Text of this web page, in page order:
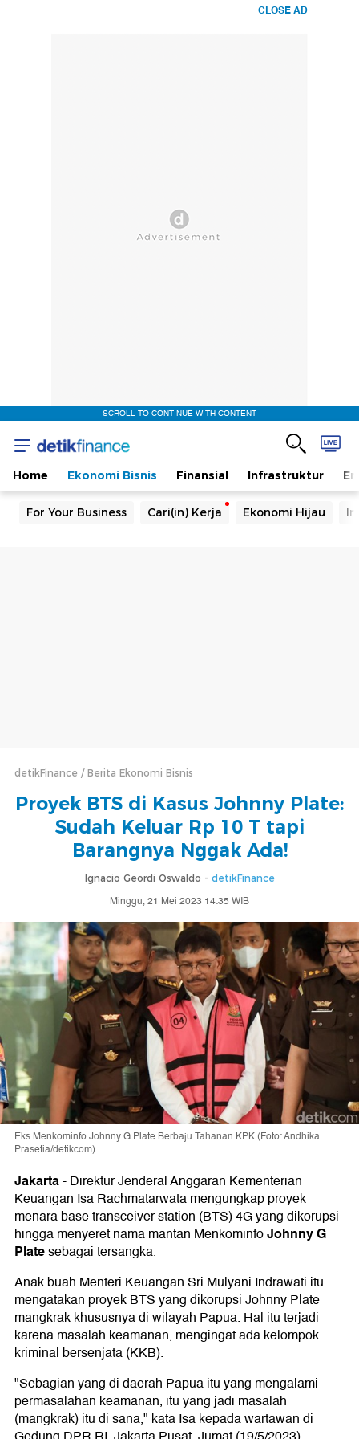
CLOSE AD
SCROLL TO CONTINUE WITH CONTENT
Home Ekonomi Bisnis Finansial Infrastruktur
For Your Business Cari(in) Kerja Ekonomi Hijau
detikFinance Berita Ekonomi Bisnis
Proyek BTS di Kasus Johnny Plate:
Sudah Keluar Rp 10 T tapi
Barangnya Nggak Ada!
Ignacio Geordi Oswaldo - detikFinance
Minggu, 21 Mei 2023 14:35 WIB
Eks Menkominfo Johnny G Plate Berbaju Tahanan KPK (Foto: Andhika
Prasetia/detikcom)
Jakarta-Direktur Jenderal Anggaran Kementerian
Keuangan Isa Rachmatarwata mengungkap proyek
menara base transceiver station (BTS) 4G yang dikorupsi
hingga menyeret nama mantan MenkominfoJohnny G
Platesebagai tersangka.
Anak buah Menteri Keuangan Sri Mulyani Indrawati itu
mengatakan proyek BTS yang dikorupsi Johnny Plate
mangkrak khususnya di wilayah Papua. Hal itu terjadi
karena masalah keamanan, mengingat ada kelompok
kriminal bersenjata (KKB).
"Sebagian yang di daerah Papua itu yang mengalami
permasalahan keamanan, itu yang jadi masalah
(mangkrak) itu di sana," kata Isa kepada wartawan di